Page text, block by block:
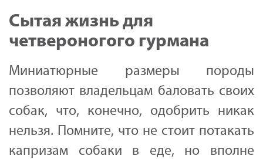
Сытая жизнь для
четвероногого гурмана
Миниатюрные размеры породы
позволяют владельцам баловать своих
собак, что, конечно, одобрить никак
нельзя. Помните, что не стоит потакать
капризам собаки в еде, но вполне